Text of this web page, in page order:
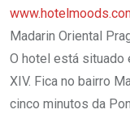
Madarin Oriental
O hotel está situado
XIV. Fica no bairro
cinco minutos da